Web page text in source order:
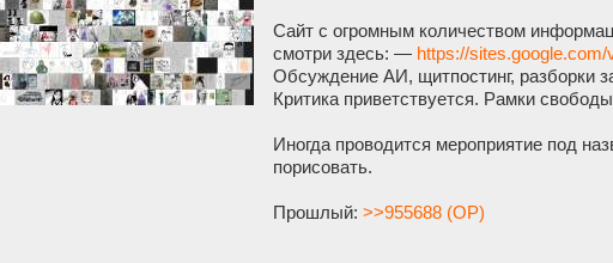
Сайт с огромным количеством
смотри здесь: — https://
Обсуждение АИ, щитпостинг, разборки
Критика приветствуется. Рамки
Иногда проводится мероприятие под
порисовать.
Прошлый: >>955688 (OP)